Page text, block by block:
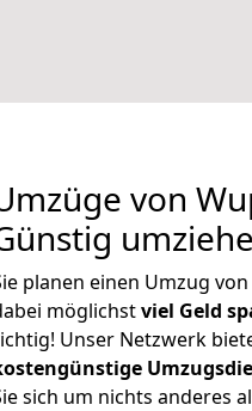
von
planen einen Umzug
möglichstviel Geld
Unser Netzwerk
sich um nichts anderes